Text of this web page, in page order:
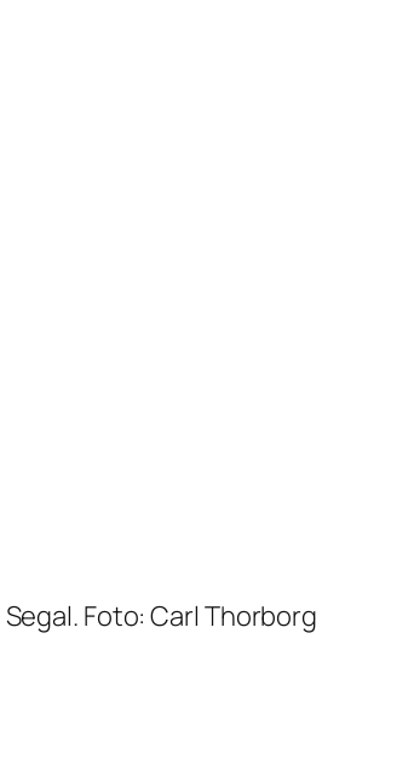
Foto: Carl Thorborg